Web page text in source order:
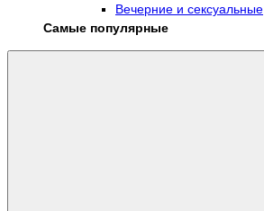
Вечерние и сексуальные
Самые популярные